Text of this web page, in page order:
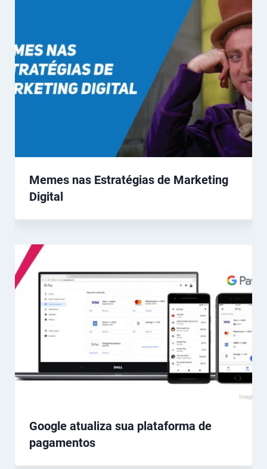
Memes nas Estratégias de Marketing
Digital
Google atualiza sua plataforma de
pagamentos